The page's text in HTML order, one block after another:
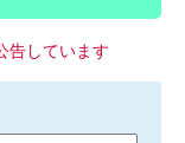
告しています